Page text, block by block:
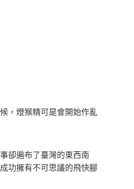
，燈猴精可是會開始作亂
卻遍布了臺灣的東西南
功擁有不可思議的飛快腳